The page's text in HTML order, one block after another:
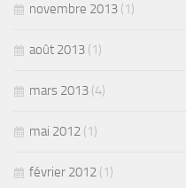
novembre 2013 (1)
août 2013 (1)
mars 2013 (4)
mai 2012 (1)
février 2012 (1)